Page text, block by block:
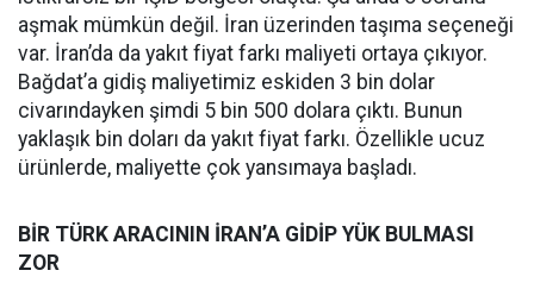
aşmak mümkün değil. İran üzerinden taşıma seçeneği
var. İran’da da yakıt fiyat farkı maliyeti ortaya çıkıyor.
Bağdat’a gidiş maliyetimiz eskiden 3 bin dolar
civarındayken şimdi 5 bin 500 dolara çıktı. Bunun
yaklaşık bin doları da yakıt fiyat farkı. Özellikle ucuz
ürünlerde, maliyette çok yansımaya başladı.
BİR TÜRK ARACININ İRAN’A GİDİP YÜK BULMASI
ZOR